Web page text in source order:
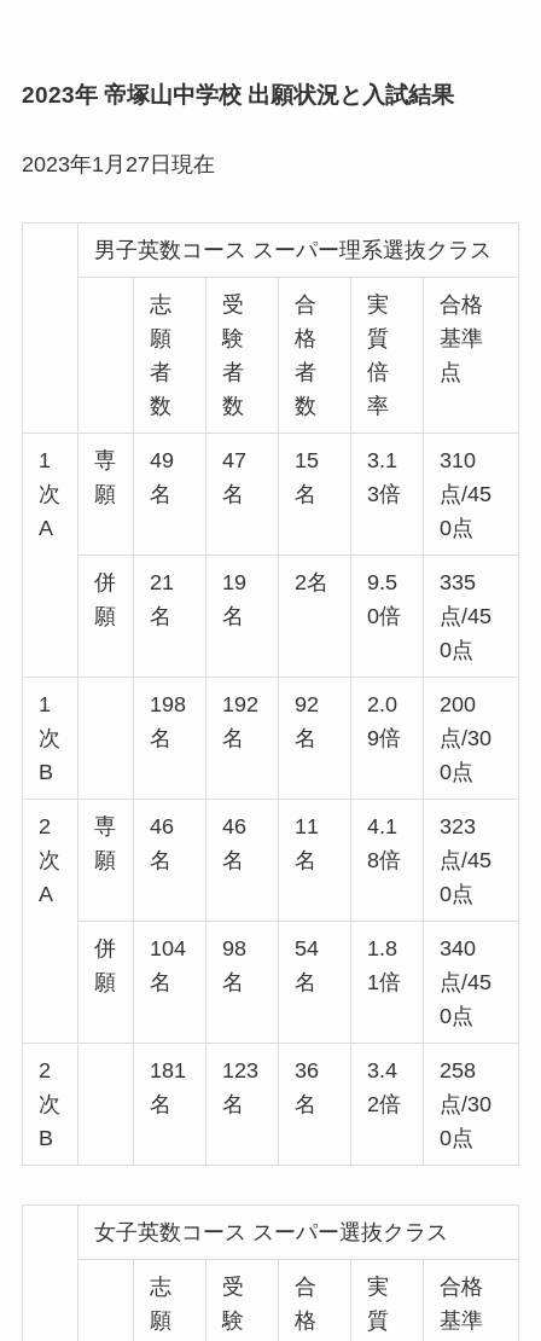
2023年 帝塚山中学校 出願状況と入試結果
2023年1月27日現在
男子英数コース スーパー理系選抜クラス
志
願
者
数
受
験
者
数
合
格
者
数
実
質
倍
率
合格
基準
点
1
次
A
専
願
49
名
47
名
15
名
3.1
3倍
310
点/45
0点
併
願
21
名
19
名
2名
9.5
0倍
335
点/45
0点
1
次
B
198
名
192
名
92
名
2.0
9倍
200
点/30
0点
2
次
A
専
願
46
名
46
名
11
名
4.1
8倍
323
点/45
0点
併
願
104
名
98
名
54
名
1.8
1倍
340
点/45
0点
2
次
B
181
名
123
名
36
名
3.4
2倍
258
点/30
0点
女子英数コース スーパー選抜クラス
志
願
受
験
合
格
実
質
合格
基準